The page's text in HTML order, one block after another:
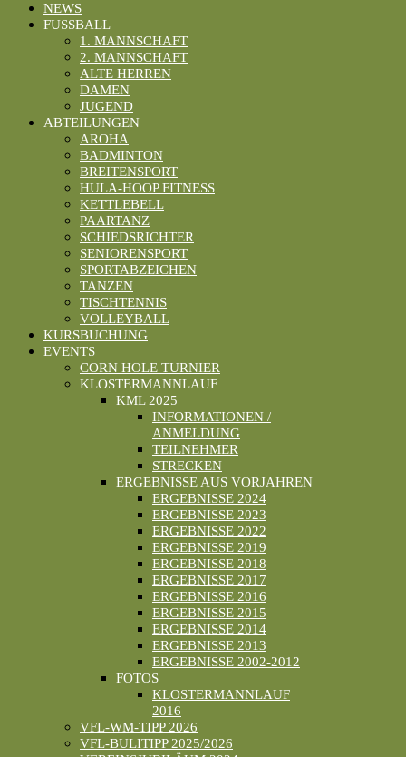
NEWS
FUSSBALL
1. MANNSCHAFT
2. MANNSCHAFT
ALTE HERREN
DAMEN
JUGEND
ABTEILUNGEN
AROHA
BADMINTON
BREITENSPORT
HULA-HOOP FITNESS
KETTLEBELL
PAARTANZ
SCHIEDSRICHTER
SENIORENSPORT
SPORTABZEICHEN
TANZEN
TISCHTENNIS
VOLLEYBALL
KURSBUCHUNG
EVENTS
CORN HOLE TURNIER
KLOSTERMANNLAUF
KML 2025
INFORMATIONEN /
ANMELDUNG
TEILNEHMER
STRECKEN
ERGEBNISSE AUS VORJAHREN
ERGEBNISSE 2024
ERGEBNISSE 2023
ERGEBNISSE 2022
ERGEBNISSE 2019
ERGEBNISSE 2018
ERGEBNISSE 2017
ERGEBNISSE 2016
ERGEBNISSE 2015
ERGEBNISSE 2014
ERGEBNISSE 2013
ERGEBNISSE 2002-2012
FOTOS
KLOSTERMANNLAUF
2016
VFL-WM-TIPP 2026
VFL-BULITIPP 2025/2026